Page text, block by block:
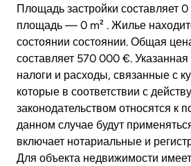
Площадь застройки составляет 0
площадь — 0 m² . Жилье
состоянии состоянии. Общая
составляет 570 000 €.
налоги и расходы, связанные с
которые в соответствии с
законодательством относятся к
данном случае будут
включает нотариальные и
Для объекта недвижимости